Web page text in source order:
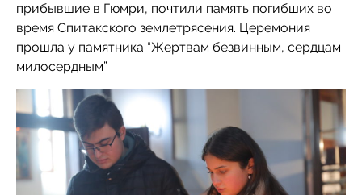
прибывшие в Гюмри, почтили память погибших во
время Спитакского землетрясения. Церемония
прошла у памятника “Жертвам безвинным, сердцам
милосердным”.